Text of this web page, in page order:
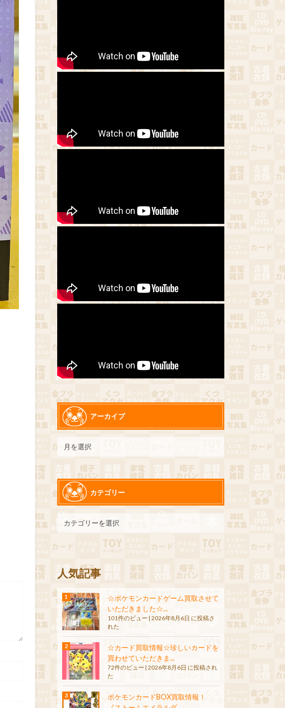
アーカイブ
カテゴリー
人気記事
☆ポケモンカードゲーム買取させて
いただきました☆...
101件のビュー
2026年8月6日 に投稿さ
れた
☆カード買取情報☆珍しいカードを
買わせていただきま...
72件のビュー | 2026年8月6日 に投稿され
た
ポケモンカードBOX買取情報！